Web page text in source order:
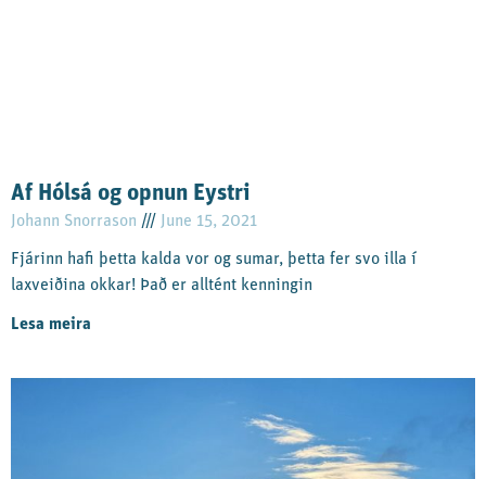
Af Hólsá og opnun Eystri
Johann Snorrason June 15, 2021
Fjárinn hafi þetta kalda vor og sumar, þetta fer svo illa í
laxveiðina okkar! Það er alltént kenningin
Lesa meira